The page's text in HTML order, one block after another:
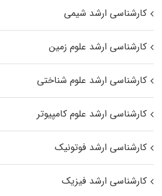
کارشناسی ارشد شیمی
کارشناسی ارشد علوم زمین
کارشناسی ارشد علوم شناختی
کارشناسی ارشد علوم کامپیوتر
کارشناسی ارشد فوتونیک
کارشناسی ارشد فیزیک